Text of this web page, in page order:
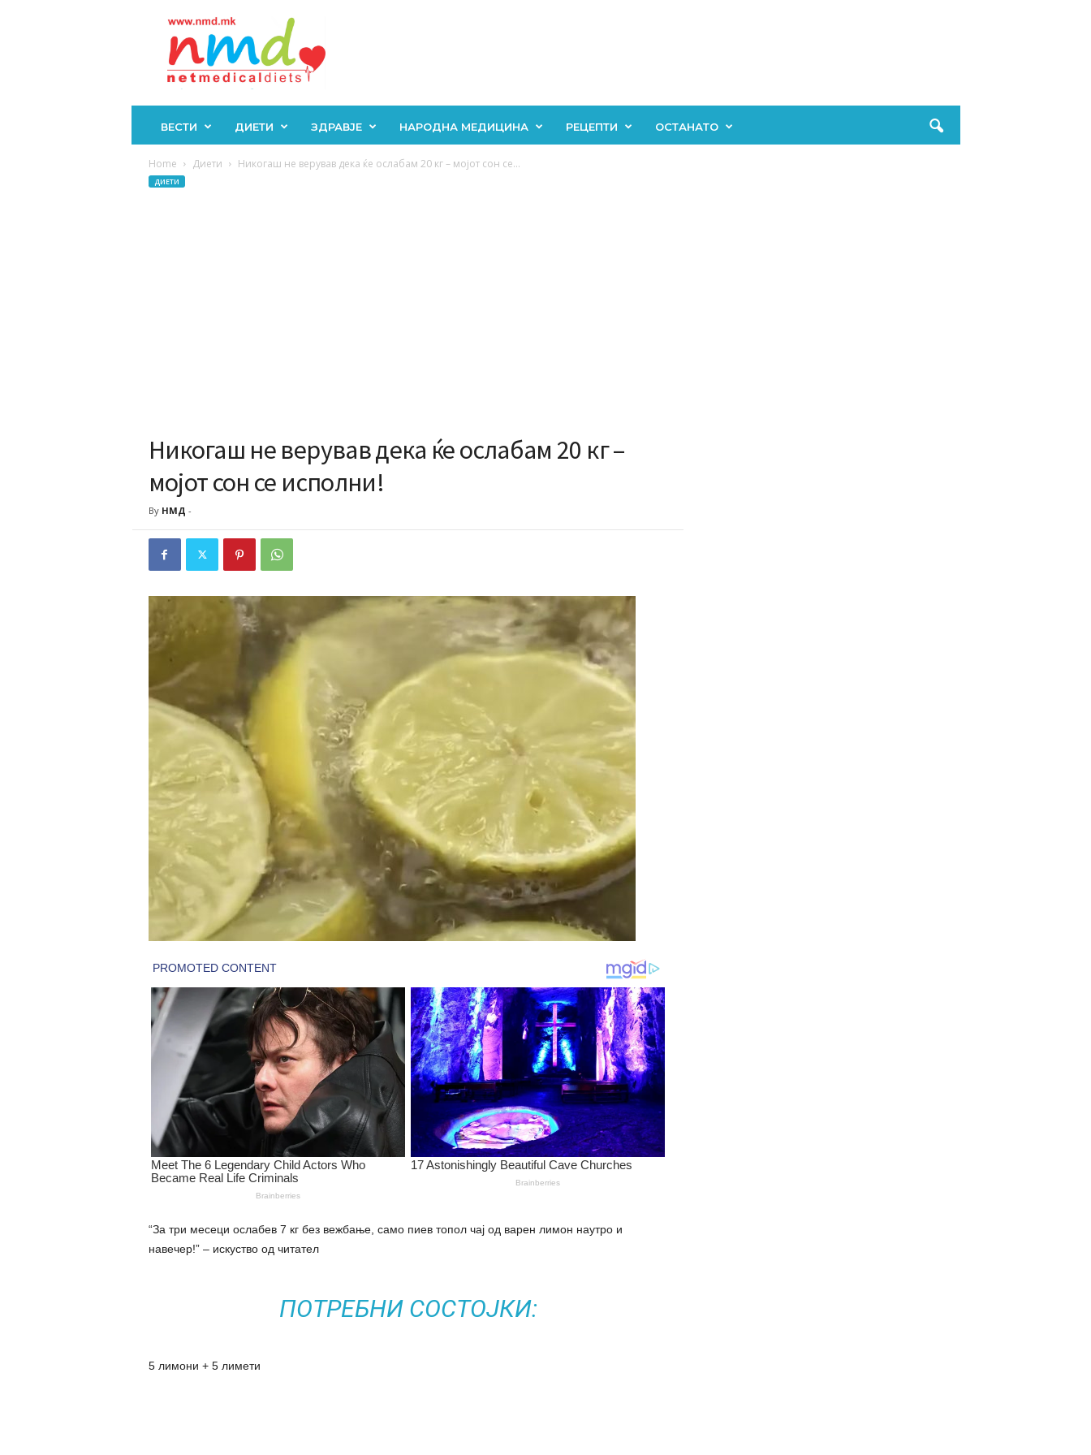
ВЕСТИ ДИЕТИ ЗДРАВЈЕ НАРОДНА МЕДИЦИНА РЕЦЕПТИ ОСТАНАТО
Home Диети Никогаш не верував дека ќе ослабам 20 кг – мојот сон се...
ДИЕТИ
Никогаш не верував дека ќе ослабам 20 кг –
мојот сон се исполни!
By НМД -
“За три месеци ослабев 7 кг без вежбање, само пиев топол чај од варен лимон наутро и
навечер!” – искуство од читател
ПОТРЕБНИ СОСТОЈКИ:
5 лимони + 5 лимети